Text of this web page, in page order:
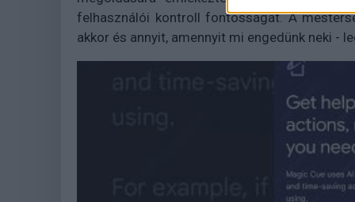
felhasználói kontroll fontosságát. A
akkor és annyit, amennyit mi engedünk neki -